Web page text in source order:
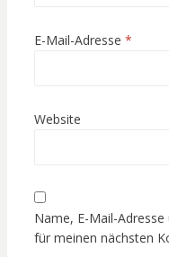
E-Mail-Adresse *
Website
Name, E-Mail-
für meinen nächsten